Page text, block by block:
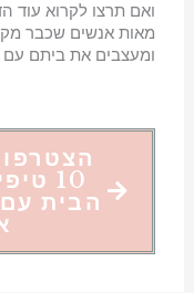
ואם תרצו לקרוא עוד
מאות אנשים שכבר
ומעצבים את ביתם עם
10
הבית